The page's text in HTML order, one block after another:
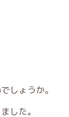
しょうか。
した。